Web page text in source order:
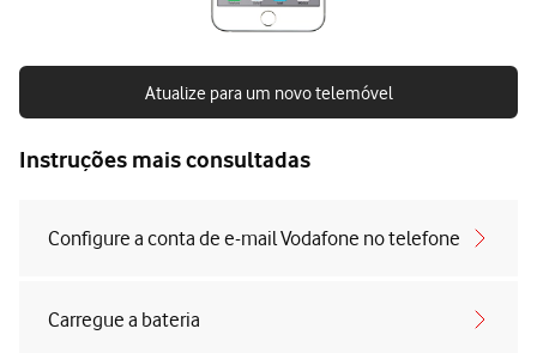
Atualize para um novo telemóvel
Instruções mais consultadas
Configure a conta de e-mail Vodafone no telefone
Carregue a bateria